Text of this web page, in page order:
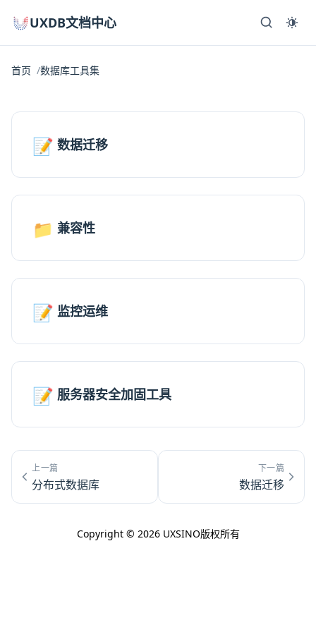
UXDB文档中心
首页 数据库工具集
📝 数据迁移
📁 兼容性
📝 监控运维
📝 服务器安全加固工具
上一篇
分布式数据库
下一篇
数据迁移
Copyright © 2026 UXSINO版权所有